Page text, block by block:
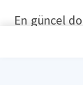
En güncel